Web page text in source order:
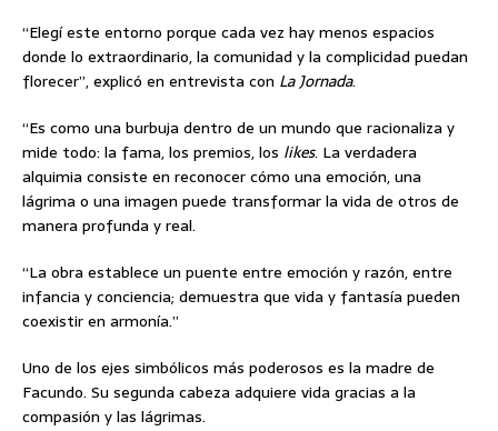
“Elegí este entorno porque cada vez hay menos espacios
donde lo extraordinario, la comunidad y la complicidad puedan
florecer”, explicó en entrevista con La Jornada.
“Es como una burbuja dentro de un mundo que racionaliza y
mide todo: la fama, los premios, los likes. La verdadera
alquimia consiste en reconocer cómo una emoción, una
lágrima o una imagen puede transformar la vida de otros de
manera profunda y real.
“La obra establece un puente entre emoción y razón, entre
infancia y conciencia; demuestra que vida y fantasía pueden
coexistir en armonía.”
Uno de los ejes simbólicos más poderosos es la madre de
Facundo. Su segunda cabeza adquiere vida gracias a la
compasión y las lágrimas.